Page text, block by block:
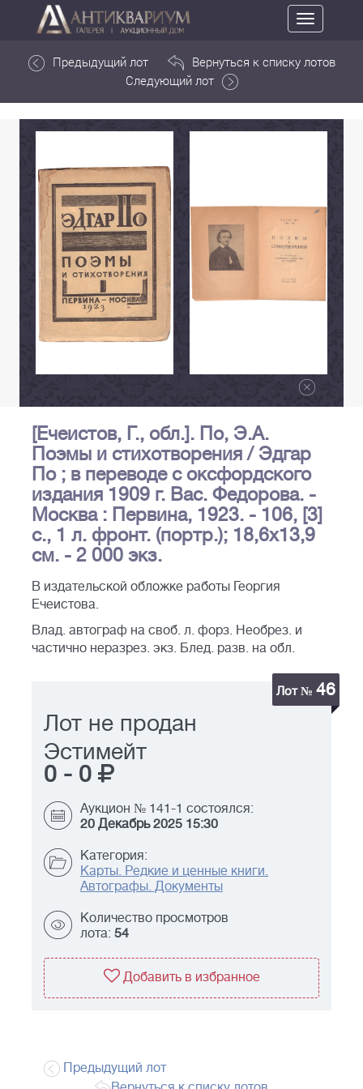
Toggle
navigation
Предыдущий лот
Вернуться к списку лотов
Следующий лот
[Ечеистов, Г., обл.]. По, Э.А.
Поэмы и стихотворения / Эдгар
По ; в переводе с оксфордского
издания 1909 г. Вас. Федорова. -
Москва : Первина, 1923. - 106, [3]
с., 1 л. фронт. (портр.); 18,6х13,9
см. - 2 000 экз.
В издательской обложке работы Георгия
Ечеистова.
Влад. автограф на своб. л. форз. Необрез. и
частично неразрез. экз. Блед. разв. на обл.
Лот № 46
Лот не продан
Эстимейт
0 - 0
Аукцион № 141-1 состоялся:
20 Декабрь 2025 15:30
Категория:
Карты. Редкие и ценные книги.
Автографы. Документы
Количество просмотров
лота: 54
Добавить в избранное
Предыдущий лот